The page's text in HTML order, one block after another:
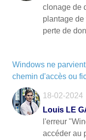
clonage de
plantage de
perte de
Windows ne
chemin d'accès ou
18-02-2024
Louis LE
l'erreur
accéder au